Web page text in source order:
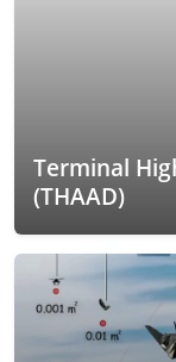
Terminal
(THAAD)